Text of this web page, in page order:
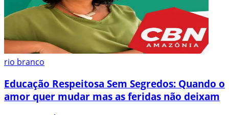
rio branco
Educação Respeitosa Sem Segredos: Quando o
amor quer mudar mas as feridas não deixam